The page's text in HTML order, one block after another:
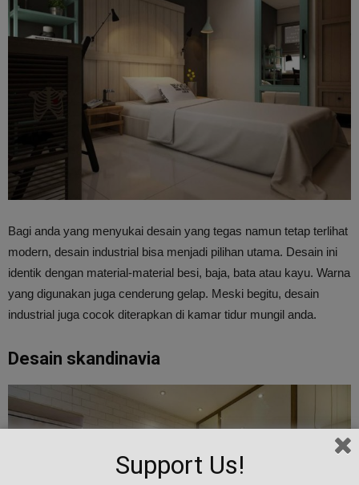
Bagi anda yang menyukai desain yang tegas namun tetap terlihat
modern, desain industrial bisa menjadi pilihan utama. Desain ini
identik dengan material-material besi, baja, bata atau kayu. Warna
yang digunakan juga cenderung gelap. Meski begitu, desain
industrial juga cocok diterapkan di kamar tidur mungil anda.
Desain skandinavia
Support Us!